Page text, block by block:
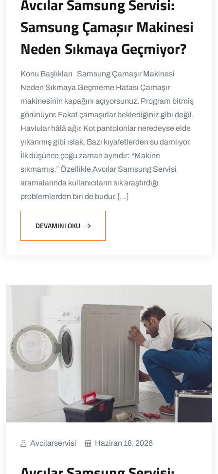
Avcılar Samsung Servisi:
Samsung Çamaşır Makinesi
Neden Sıkmaya Geçmiyor?
Konu Başlıkları Samsung Çamaşır Makinesi
Neden Sıkmaya Geçmeme Hatası Çamaşır
makinesinin kapağını açıyorsunuz. Program bitmiş
görünüyor. Fakat çamaşırlar beklediğiniz gibi değil.
Havlular hâlâ ağır. Kot pantolonlar neredeyse elde
yıkanmış gibi ıslak. Bazı kıyafetlerden su damlıyor.
İlk düşünce çoğu zaman aynıdır: “Makine
sıkmamış.” Özellikle Avcılar Samsung Servisi
aramalarında kullanıcıların sık araştırdığı
problemlerden biri de budur. […]
DEVAMINI OKU
Avcilarservisi Haziran 18, 2026